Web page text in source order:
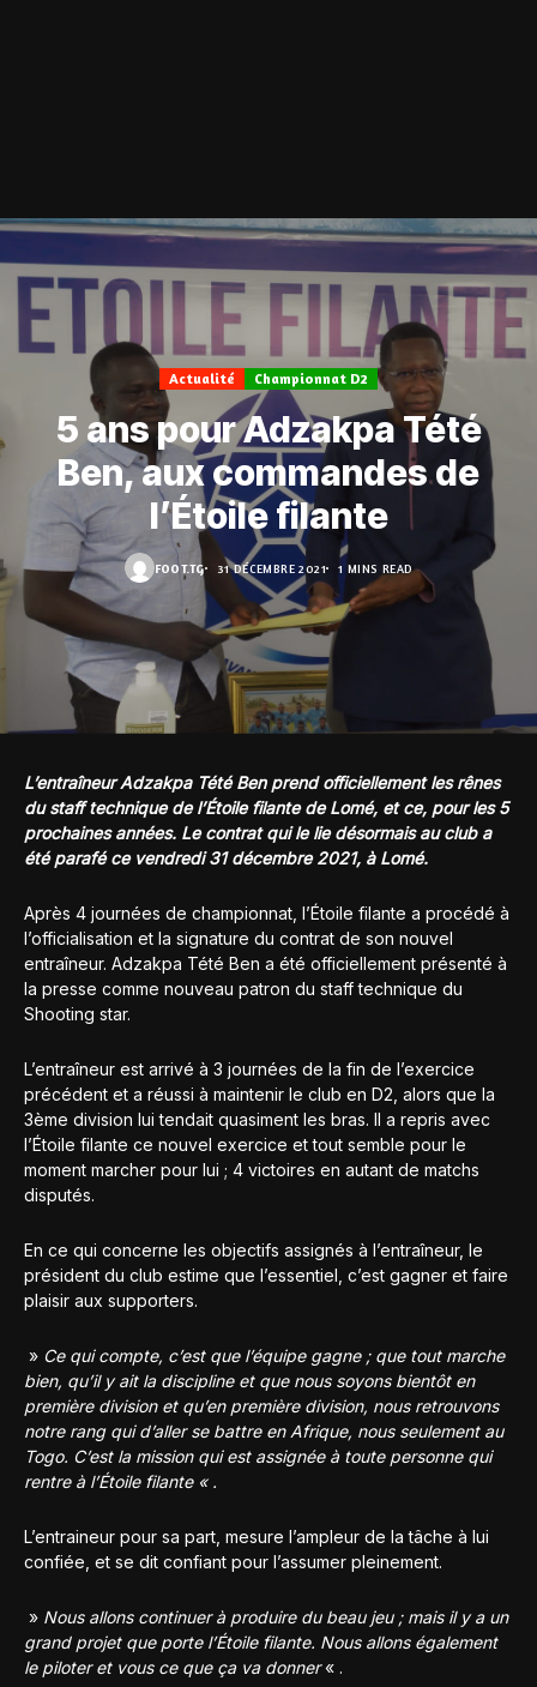
Actualité Championnat D2
5 ans pour Adzakpa Tété
Ben, aux commandes de
l’Étoile filante
FOOT.TG 31 DÉCEMBRE 2021 1 MINS READ
L’entraîneur Adzakpa Tété Ben prend officiellement les rênes
du staff technique de l’Étoile filante de Lomé, et ce, pour les 5
prochaines années. Le contrat qui le lie désormais au club a
été parafé ce vendredi 31 décembre 2021, à Lomé.
Après 4 journées de championnat, l’Étoile filante a procédé à
l’officialisation et la signature du contrat de son nouvel
entraîneur. Adzakpa Tété Ben a été officiellement présenté à
la presse comme nouveau patron du staff technique du
Shooting star.
L’entraîneur est arrivé à 3 journées de la fin de l’exercice
précédent et a réussi à maintenir le club en D2, alors que la
3ème division lui tendait quasiment les bras. Il a repris avec
l’Étoile filante ce nouvel exercice et tout semble pour le
moment marcher pour lui ; 4 victoires en autant de matchs
disputés.
En ce qui concerne les objectifs assignés à l’entraîneur, le
président du club estime que l’essentiel, c’est gagner et faire
plaisir aux supporters.
» Ce qui compte, c’est que l’équipe gagne ; que tout marche
bien, qu’il y ait la discipline et que nous soyons bientôt en
première division et qu’en première division, nous retrouvons
notre rang qui d’aller se battre en Afrique, nous seulement au
Togo. C’est la mission qui est assignée à toute personne qui
rentre à l’Étoile filante « .
L’entraineur pour sa part, mesure l’ampleur de la tâche à lui
confiée, et se dit confiant pour l’assumer pleinement.
» Nous allons continuer à produire du beau jeu ; mais il y a un
grand projet que porte l’Étoile filante. Nous allons également
le piloter et vous ce que ça va donner« .